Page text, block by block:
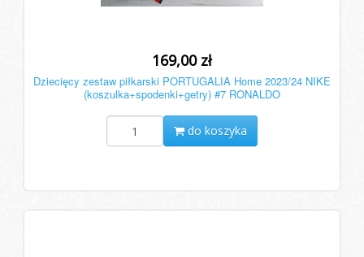
169,00 zł
Dziecięcy zestaw piłkarski PORTUGALIA Home 2023/24 NIKE
(koszulka+spodenki+getry) #7 RONALDO
do koszyka